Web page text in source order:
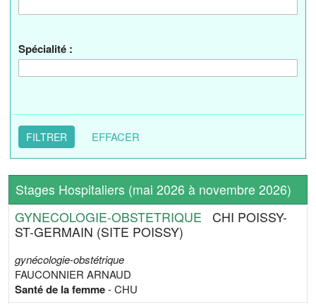
Spécialité :
EFFACER
Stages Hospitaliers (mai 2026 à novembre 2026)
GYNECOLOGIE-OBSTETRIQUE
CHI POISSY-
ST-GERMAIN (SITE POISSY)
gynécologie-obstétrique
FAUCONNIER ARNAUD
Santé de la femme- CHU